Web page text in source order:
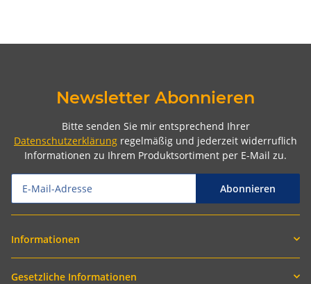
Newsletter Abonnieren
Bitte senden Sie mir entsprechend Ihrer
Datenschutzerklärung regelmäßig und jederzeit widerruflich
Informationen zu Ihrem Produktsortiment per E-Mail zu.
Abonnieren
Informationen
Gesetzliche Informationen